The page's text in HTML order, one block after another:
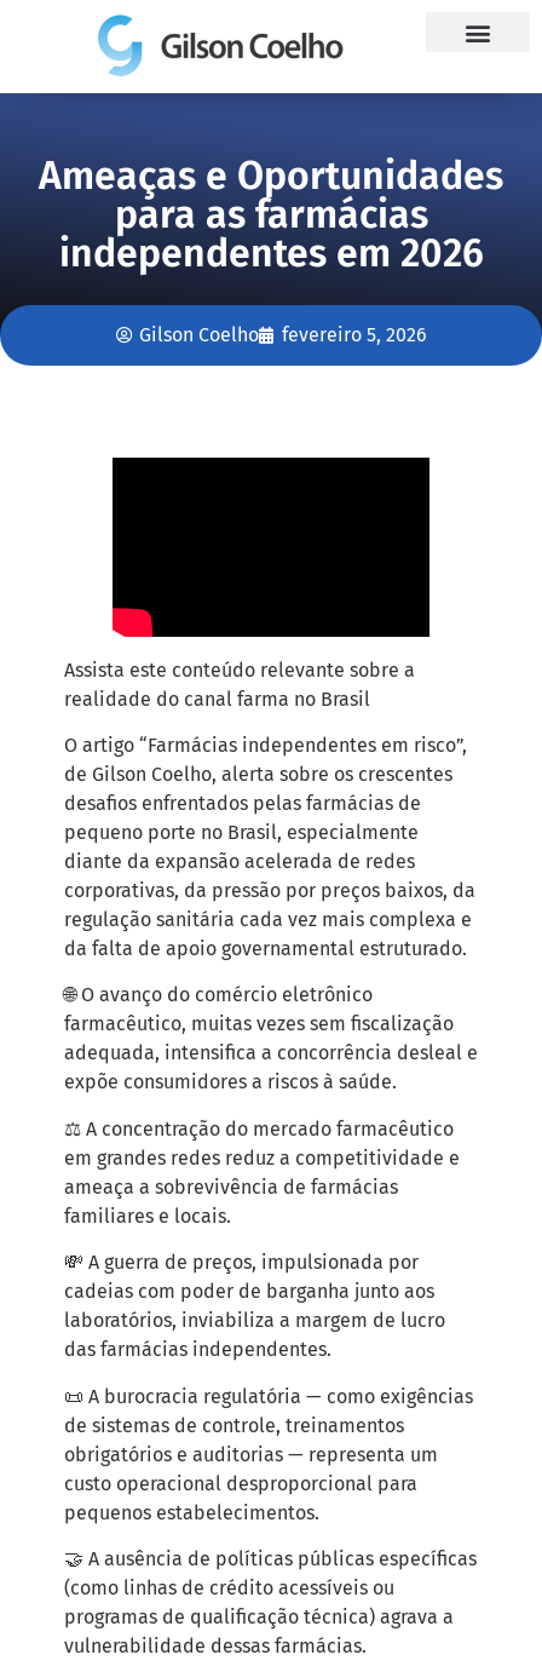
Ameaças e Oportunidades
para as farmácias
independentes em 2026
Gilson Coelho fevereiro 5, 2026
Assista este conteúdo relevante sobre a
realidade do canal farma no Brasil
O artigo “Farmácias independentes em risco”,
de Gilson Coelho, alerta sobre os crescentes
desafios enfrentados pelas farmácias de
pequeno porte no Brasil, especialmente
diante da expansão acelerada de redes
corporativas, da pressão por preços baixos, da
regulação sanitária cada vez mais complexa e
da falta de apoio governamental estruturado.
🌐 O avanço do comércio eletrônico
farmacêutico, muitas vezes sem fiscalização
adequada, intensifica a concorrência desleal e
expõe consumidores a riscos à saúde.
⚖️ A concentração do mercado farmacêutico
em grandes redes reduz a competitividade e
ameaça a sobrevivência de farmácias
familiares e locais.
💸 A guerra de preços, impulsionada por
cadeias com poder de barganha junto aos
laboratórios, inviabiliza a margem de lucro
das farmácias independentes.
📜 A burocracia regulatória — como exigências
de sistemas de controle, treinamentos
obrigatórios e auditorias — representa um
custo operacional desproporcional para
pequenos estabelecimentos.
🤝 A ausência de políticas públicas específicas
(como linhas de crédito acessíveis ou
programas de qualificação técnica) agrava a
vulnerabilidade dessas farmácias.